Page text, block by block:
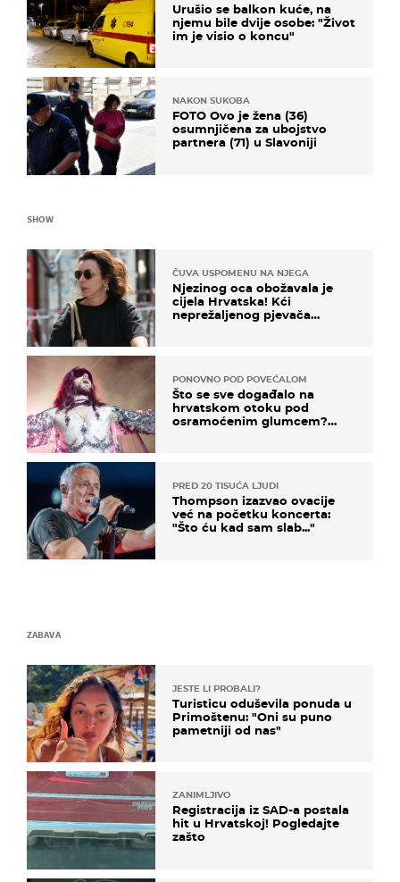
Urušio se balkon kuće, na
njemu bile dvije osobe: "Život
im je visio o koncu"
NAKON SUKOBA
FOTO Ovo je žena (36)
osumnjičena za ubojstvo
partnera (71) u Slavoniji
SHOW
ČUVA USPOMENU NA NJEGA
Njezinog oca obožavala je
cijela Hrvatska! Kći
neprežaljenog pjevača
PONOVNO POD POVEĆALOM
Što se sve događalo na
hrvatskom otoku pod
osramoćenim glumcem?
PRED 20 TISUĆA LJUDI
Thompson izazvao ovacije
već na početku koncerta:
"Što ću kad sam slab..."
ZABAVA
JESTE LI PROBALI?
Turisticu oduševila ponuda u
Primoštenu: "Oni su puno
pametniji od nas"
ZANIMLJIVO
Registracija iz SAD-a postala
hit u Hrvatskoj! Pogledajte
zašto